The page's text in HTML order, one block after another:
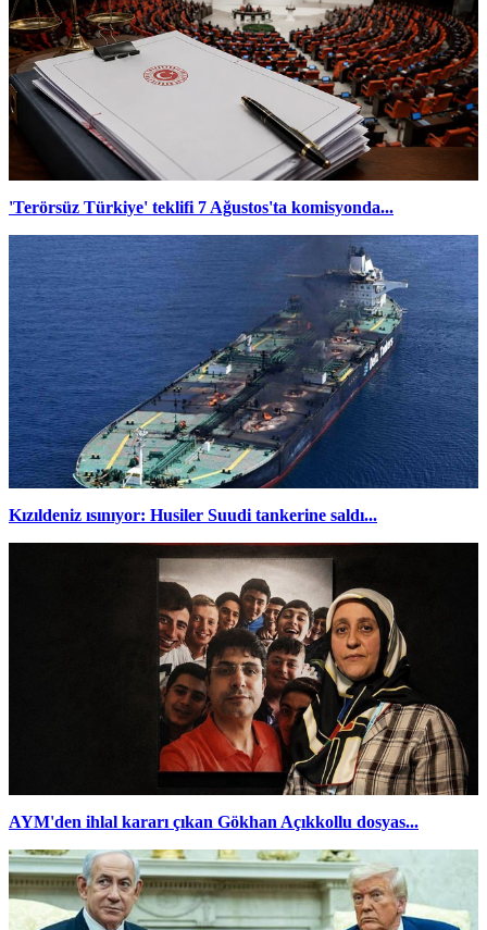
'Terörsüz Türkiye' teklifi 7 Ağustos'ta komisyonda...
Kızıldeniz ısınıyor: Husiler Suudi tankerine saldı...
AYM'den ihlal kararı çıkan Gökhan Açıkkollu dosyas...